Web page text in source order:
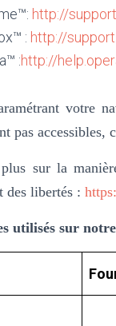
http://
: http://
:http://
votre
pas accessibles,
sur la
des libertés :
utilisés sur